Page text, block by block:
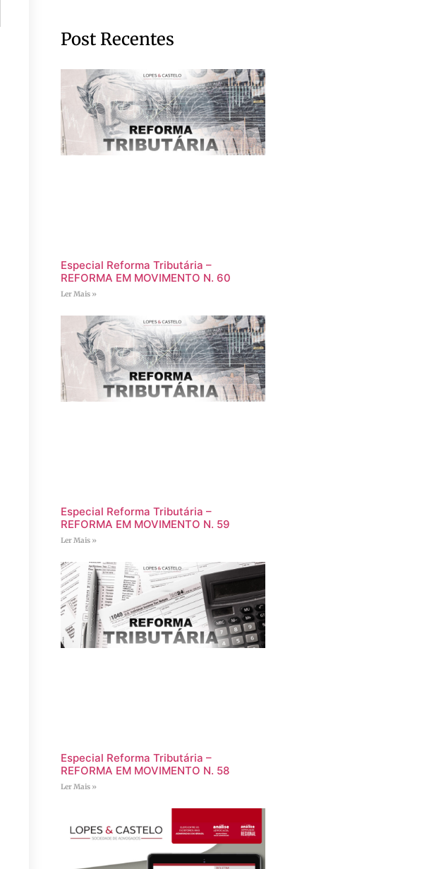
Post Recentes
Especial Reforma Tributária –
REFORMA EM MOVIMENTO N. 60
Ler Mais »
Especial Reforma Tributária –
REFORMA EM MOVIMENTO N. 59
Ler Mais »
Especial Reforma Tributária –
REFORMA EM MOVIMENTO N. 58
Ler Mais »